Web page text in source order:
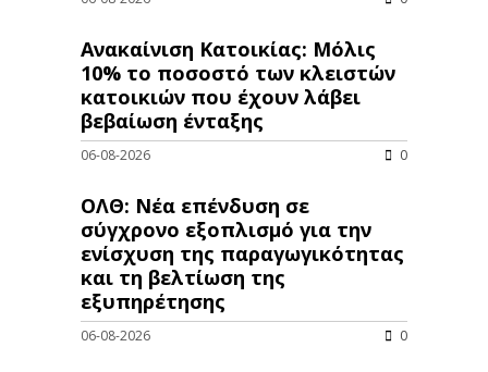
Ανακαίνιση Κατοικίας: Μόλις
10% το ποσοστό των κλειστών
κατοικιών που έχουν λάβει
βεβαίωση ένταξης
06-08-2026 0
ΟΛΘ: Νέα επένδυση σε
σύγχρονο εξοπλισμό για την
ενίσχυση της παραγωγικότητας
και τη βελτίωση της
εξυπηρέτησης
06-08-2026 0